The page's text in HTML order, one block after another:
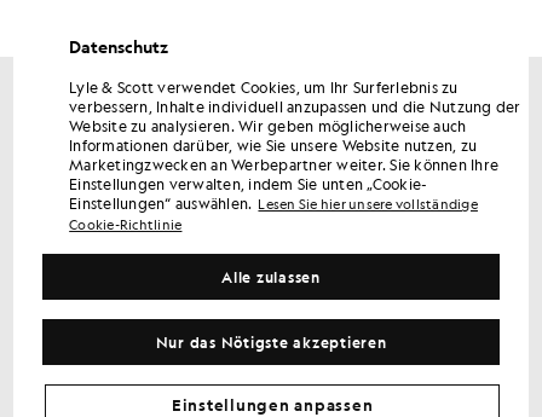
Erhalten Sie 15 % Rabatt auf Ihre erste Bestellung
Melden Sie sich an, um exklusive Angebote für Mitglieder,
Vorabzugang und Prämien zu erhalten.
E-Mail-Adresse
Facebook
Instagram
YouTube
TikTok
Datenschutz
Lyle & Scott verwendet Cookies, um Ihr Surferlebnis zu
verbessern, Inhalte individuell anzupassen und die Nutzung der
Website zu analysieren. Wir geben möglicherweise auch
Informationen darüber, wie Sie unsere Website nutzen, zu
Marketingzwecken an Werbepartner weiter. Sie können Ihre
Einstellungen verwalten, indem Sie unten „Cookie-
Einstellungen“ auswählen. Lesen Sie hier unsere vollständige
Cookie-Richtlinie
Nur das Nötigste akzeptieren
Alle zulassen
Einstellungen anpassen